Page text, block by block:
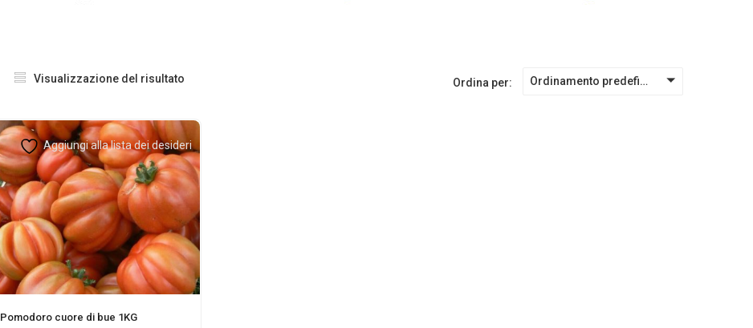
Visualizzazione del risultato Ordina per: Ordinamento predefinito
Aggiungi alla lista dei desideri
Pomodoro cuore di bue 1KG